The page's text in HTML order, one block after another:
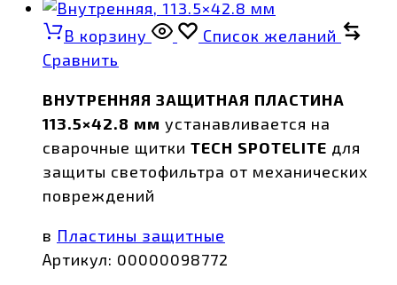
В корзину
Список желаний
Сравнить
ВНУТРЕННЯЯ ЗАЩИТНАЯ ПЛАСТИНА
113.5×42.8 мм устанавливается на
сварочные щитки TECH SPOTELITE для
защиты светофильтра от механических
повреждений
в Пластины защитные
Артикул: 00000098772